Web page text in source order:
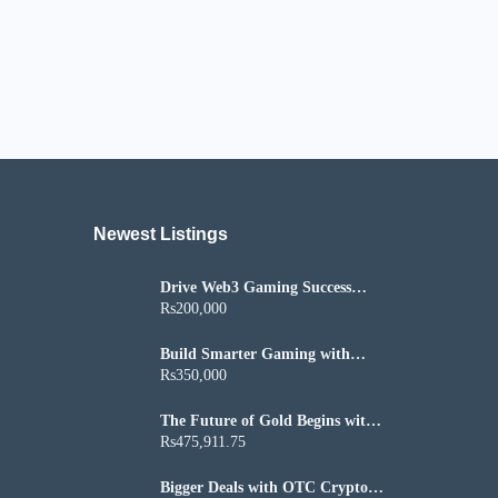
Newest Listings​
Drive Web3 Gaming Success
with Custom Axie Infinity Clone
Script
Rs200,000
Build Smarter Gaming with
Winzo Clone Script
Rs350,000
The Future of Gold Begins with
Blockchain Technology
Rs475,911.75
Bigger Deals with OTC Crypto